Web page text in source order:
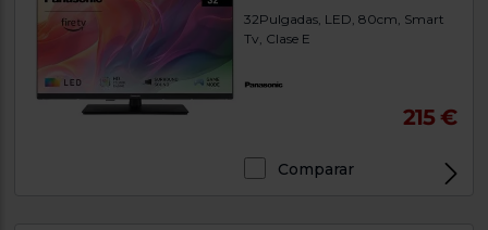
32Pulgadas, LED, 80cm, Smart
Tv, Clase E
215 €
Comparar